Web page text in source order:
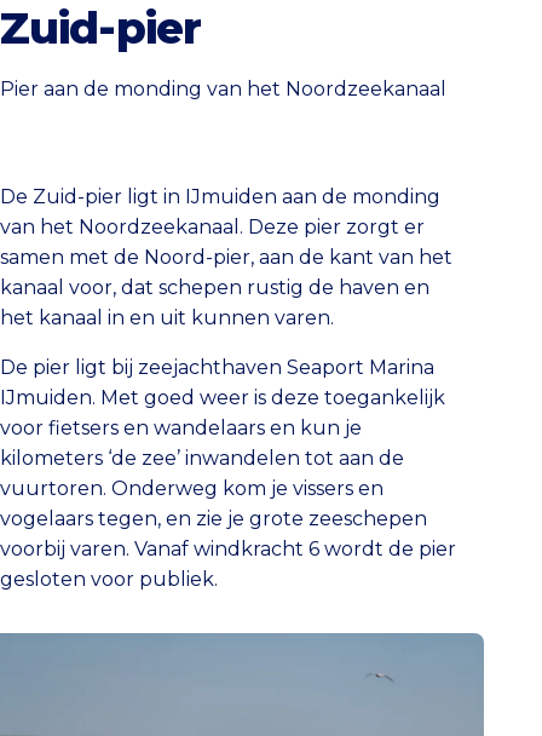
Zuid-pier
Pier aan de monding van het Noordzeekanaal
De Zuid-pier ligt in IJmuiden aan de monding
van het Noordzeekanaal. Deze pier zorgt er
samen met de Noord-pier, aan de kant van het
kanaal voor, dat schepen rustig de haven en
het kanaal in en uit kunnen varen.
De pier ligt bij zeejachthaven Seaport Marina
IJmuiden. Met goed weer is deze toegankelijk
voor fietsers en wandelaars en kun je
kilometers ‘de zee’ inwandelen tot aan de
vuurtoren. Onderweg kom je vissers en
vogelaars tegen, en zie je grote zeeschepen
voorbij varen. Vanaf windkracht 6 wordt de pier
gesloten voor publiek.